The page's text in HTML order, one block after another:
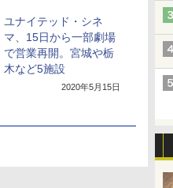
ユナイテッド・シネ
マ、15日から一部劇場
で営業再開。宮城や栃
木など5施設
2020年5月15日